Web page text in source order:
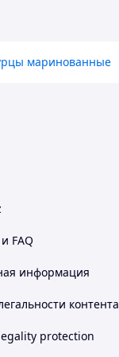
маринованные
FAQ
информация
контента
protection